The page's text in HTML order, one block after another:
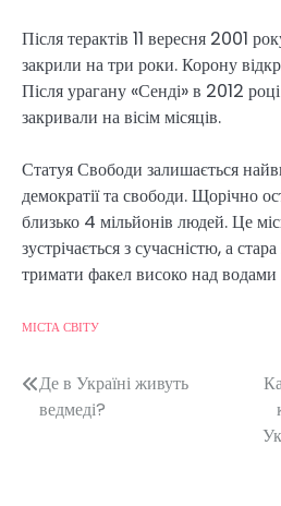
Після терактів 11 вересня 2001
закрили на три роки. Корону
Після урагану «Сенді» в 2012
закривали на вісім місяців.
Статуя Свободи залишається
демократії та свободи. Щорічно
близько 4 мільйонів людей. Це
зустрічається з сучасністю, а
тримати факел високо над
МІСТА СВІТУ
Навігація
записів
Де в Україні живуть
ведмеді?